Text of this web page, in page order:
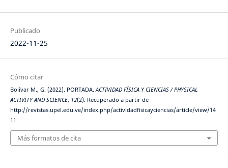
Publicado
2022-11-25
Cómo citar
Bolívar M., G. (2022). PORTADA.ACTIVIDAD FÍSICA Y CIENCIAS / PHYSICAL
ACTIVITY AND SCIENCE, 12(2). Recuperado a partir de
http://revistas.upel.edu.ve/index.php/actividadfisicayciencias/article/view/14
11
Más formatos de cita